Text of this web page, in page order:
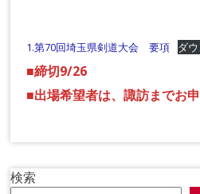
1.第70回埼玉県剣道大会 要項 ダ
■締切9/26
■出場希望者は、諏訪までお申
検索